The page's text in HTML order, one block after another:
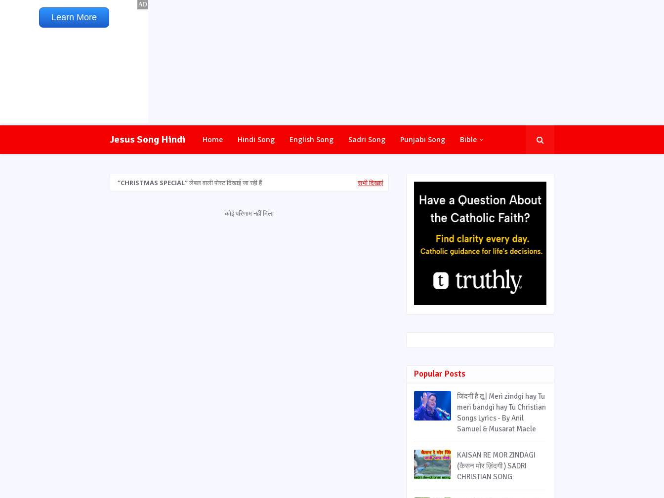
Jesus Song Hindi Home Hindi Song English Song Sadri Song Punjabi Song Bible
CHRISTMAS SPECIAL लेबल वाली पोस्ट दिखाई जा रही हैं सभी दिखाएं
कोई परिणाम नहीं मिला
Popular Posts
जिंदगी है तू | Meri zindgi hay Tu
meri bandgi hay Tu Christian
Songs Lyrics - By Anil
Samuel & Musarat Macle
KAISAN RE MOR ZINDAGI
(कैसन मोर ज़िंदगी ) SADRI
CHRISTIAN SONG